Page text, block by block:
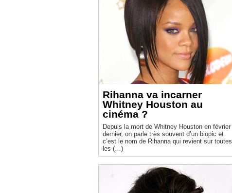
Rihanna va incarner
Whitney Houston au
cinéma ?
Depuis la mort de Whitney Houston en février
dernier, on parle très souvent d’un biopic et
c’est le nom de Rihanna qui revient sur toutes
les (…)